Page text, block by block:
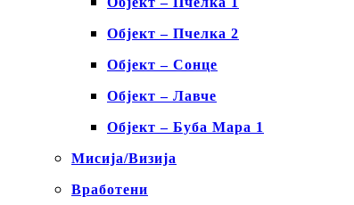
Објект – Пчелка 2
Објект – Сонце
Објект – Лавче
Објект – Буба Мара 1
Мисија/Визија
Вработени